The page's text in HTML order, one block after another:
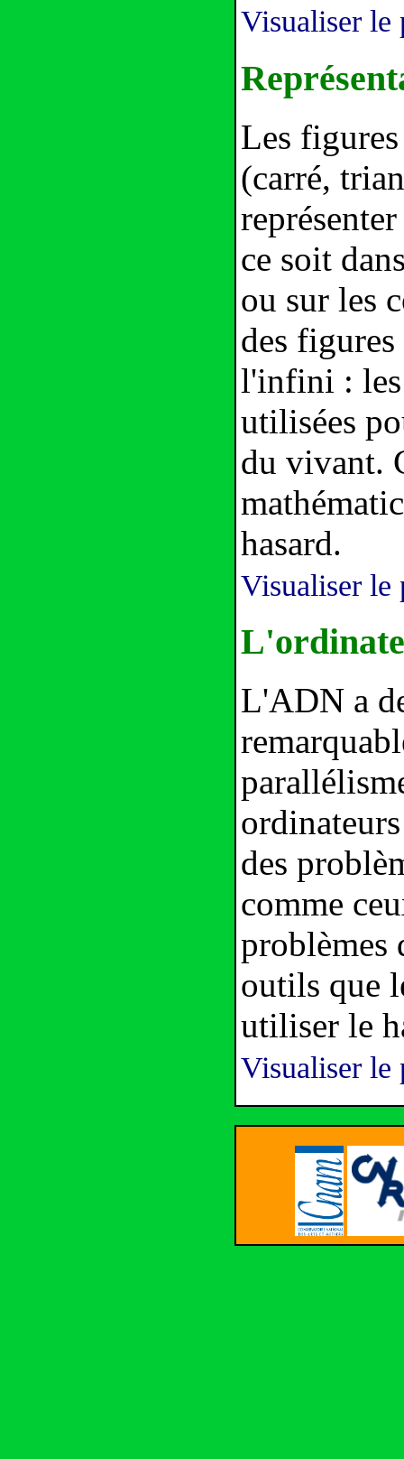
Visualiser le
Les
(carré,
ce soit
ou sur les
des
l'infini : les
utilisées
du vivant.
hasard.
Visualiser le
L'ADN a
des
comme
problèmes
outils que
utiliser le
Visualiser le